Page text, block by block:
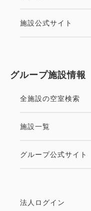
※①、④は連泊のプ
す（大人有料）)
だけます（1日券）。
ト)ご利用券をお一
ます。
★3～5歳の幼児のご
施設公式サイト
グループ施設情報
全施設の空室検索
施設一覧
グループ公式サイト
法人ログイン